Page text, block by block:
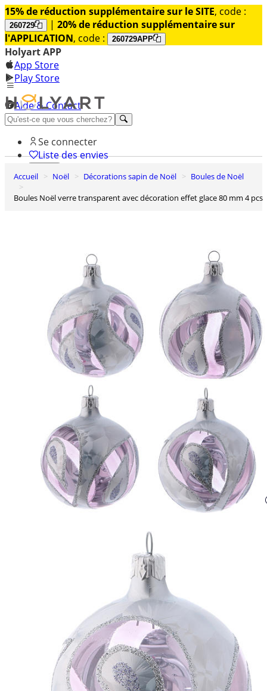
15% de réduction supplémentaire sur le SITE, code :
260729 | 20% de réduction supplémentaire sur
l'APPLICATION, code : 260729APP
Holyart APP
App Store
Play Store
Aide & Contact
Découvrez Premium
Se connecter
Liste des envies
0
Accueil Noël Décorations sapin de Noël
Boules de Noël
Boules Noël verre transparent avec décoration effet glace 80 mm 4 pcs